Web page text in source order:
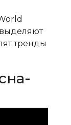
тренды